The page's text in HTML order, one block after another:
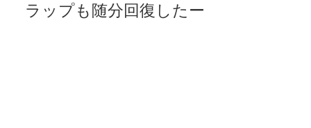
ラップも随分回復したー